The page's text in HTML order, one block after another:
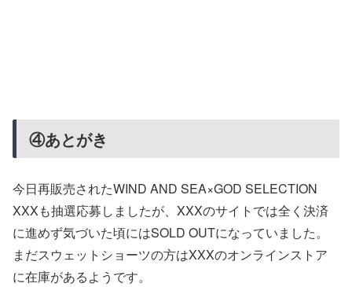
④あとがき
今日再販売されたWIND AND SEA×GOD SELECTION
XXXも抽選応募しましたが、XXXのサイトでは全く決済
に進めず気づいた頃にはSOLD OUTになっていました。
まだスウェットショーツの方はXXXのオンラインストア
に在庫があるようです。